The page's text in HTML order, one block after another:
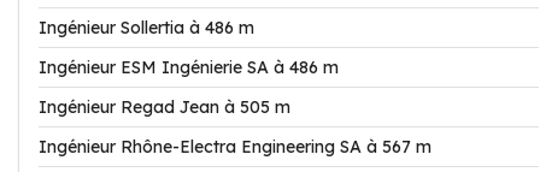
Ingénieur Sollertia à 486 m
Ingénieur ESM Ingénierie SA à 486 m
Ingénieur Regad Jean à 505 m
Ingénieur Rhône-Electra Engineering SA à 567 m